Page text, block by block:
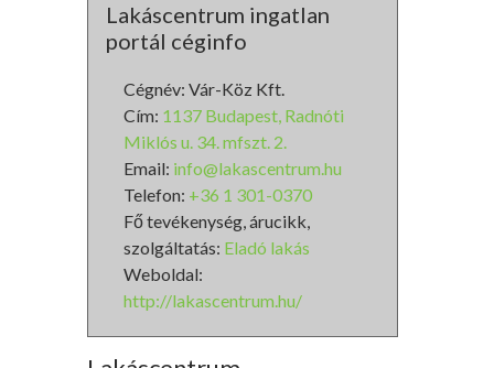
Lakáscentrum ingatlan
portál céginfo
Cégnév: Vár-Köz Kft.
Cím: 1137 Budapest, Radnóti
Miklós u. 34. mfszt. 2.
Email: info@lakascentrum.hu
Telefon: +36 1 301-0370
Fő tevékenység, árucikk,
szolgáltatás: Eladó lakás
Weboldal:
http://lakascentrum.hu/